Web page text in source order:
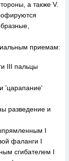
а также V.
приемам:
III пальцы
'царапание'
разведение и
I
фаланги I
сгибателем I